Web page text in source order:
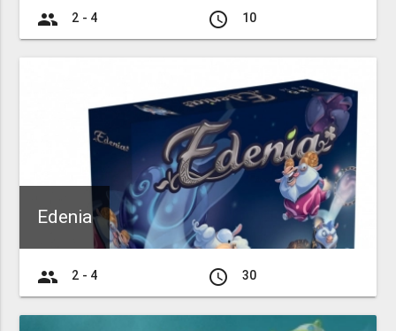
group 2 - 4 access_time 10
Edenia
group 2 - 4 access_time 30